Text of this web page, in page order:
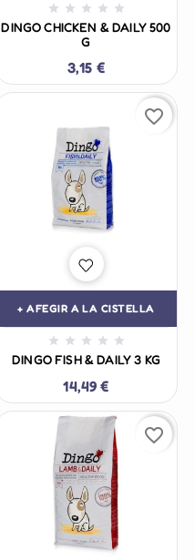
    
DINGO CHICKEN & DAILY 500
G
3,15 €
+ AFEGIR A LA CISTELLA
    
DINGO FISH & DAILY 3 KG
14,49 €
favorite_border
favorite_border